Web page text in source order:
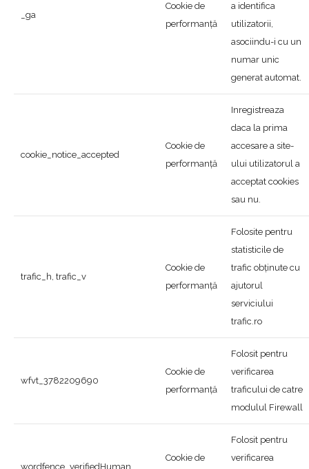
_ga
Cookie de
performanță
a identifica
utilizatorii,
asociindu-i cu un
numar unic
generat automat.
cookie_notice_accepted
Cookie de
performanță
Inregistreaza
daca la prima
accesare a site-
ului utilizatorul a
acceptat cookies
sau nu.
trafic_h, trafic_v
Cookie de
performanță
Folosite pentru
statisticile de
trafic obținute cu
ajutorul
serviciului
trafic.ro
wfvt_3782209690
Cookie de
performanță
Folosit pentru
verificarea
traficului de catre
modulul Firewall
wordfence_verifiedHuman
Cookie de
Folosit pentru
verificarea